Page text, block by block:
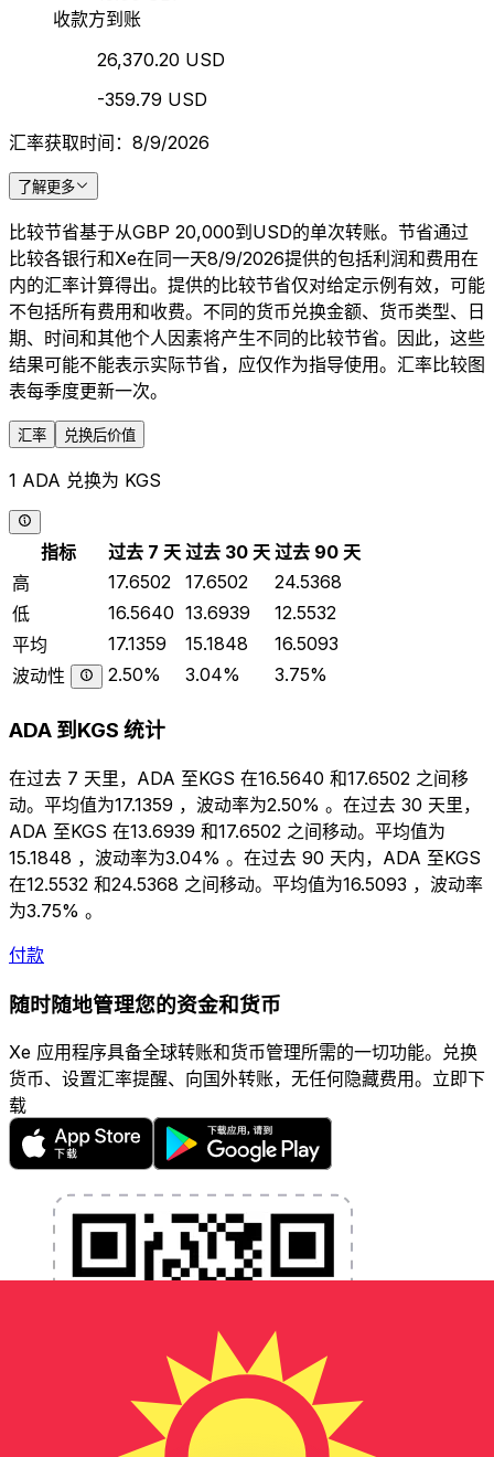
收款方到账
26,370.20 USD
-359.79 USD
汇率获取时间：8/9/2026
了解更多
比较节省基于从GBP 20,000到USD的单次转账。节省通过
比较各银行和Xe在同一天8/9/2026提供的包括利润和费用在
内的汇率计算得出。提供的比较节省仅对给定示例有效，可能
不包括所有费用和收费。不同的货币兑换金额、货币类型、日
期、时间和其他个人因素将产生不同的比较节省。因此，这些
结果可能不能表示实际节省，应仅作为指导使用。汇率比较图
表每季度更新一次。
汇率 兑换后价值
1 ADA 兑换为 KGS
指标 过去 7 天 过去 30 天 过去 90 天
高
17.6502 17.6502
24.5368
低
16.5640 13.6939
12.5532
平均
17.1359 15.1848
16.5093
波动性
2.50% 3.04% 3.75%
ADA 到KGS 统计
在过去 7 天里，ADA 至KGS 在16.5640 和17.6502 之间移
动。平均值为17.1359 ，波动率为2.50% 。在过去 30 天里，
ADA 至KGS 在13.6939 和17.6502 之间移动。平均值为
15.1848 ，波动率为3.04% 。在过去 90 天内，ADA 至KGS
在12.5532 和24.5368 之间移动。平均值为16.5093 ，波动率
为3.75% 。
付款
随时随地管理您的资金和货币
Xe 应用程序具备全球转账和货币管理所需的一切功能。兑换
货币、设置汇率提醒、向国外转账，无任何隐藏费用。立即下
载